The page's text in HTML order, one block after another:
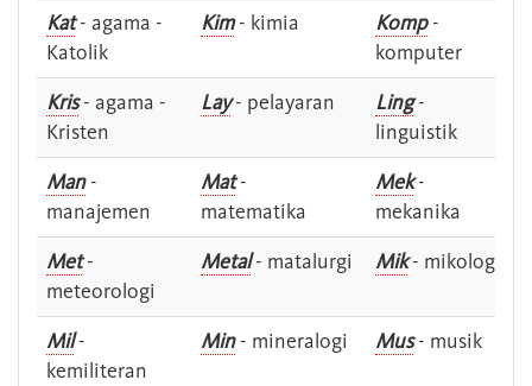
Kat- agama -
Katolik
Kim- kimia Komp-
komputer
Kris- agama -
Kristen
Lay- pelayaran Ling-
linguistik
Man-
manajemen
Mat-
matematika
Mek-
mekanika
Met-
meteorologi
Metal- matalurgi Mik- mikologi
Mil-
kemiliteran
Min- mineralogi Mus- musik